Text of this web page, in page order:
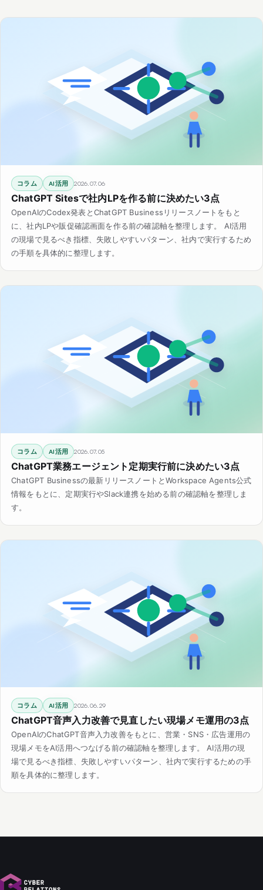
コラム AI活用 2026.07.06
ChatGPT Sitesで社内LPを作る前に決めたい3点
OpenAIのCodex発表とChatGPT Businessリリースノートをもと
に、社内LPや販促確認画面を作る前の確認軸を整理します。 AI活用
の現場で見るべき指標、失敗しやすいパターン、社内で実行するため
の手順を具体的に整理します。
コラム AI活用 2026.07.05
ChatGPT業務エージェント定期実行前に決めたい3点
ChatGPT Businessの最新リリースノートとWorkspace Agents公式
情報をもとに、定期実行やSlack連携を始める前の確認軸を整理しま
す。
コラム AI活用 2026.06.29
ChatGPT音声入力改善で見直したい現場メモ運用の3点
OpenAIのChatGPT音声入力改善をもとに、営業・SNS・広告運用の
現場メモをAI活用へつなげる前の確認軸を整理します。 AI活用の現
場で見るべき指標、失敗しやすいパターン、社内で実行するための手
順を具体的に整理します。